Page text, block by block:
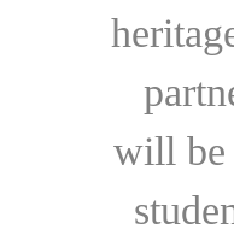
will be